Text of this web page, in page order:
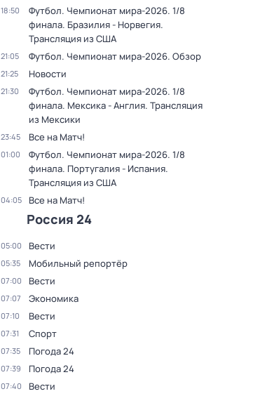
18:50
Футбол. Чемпионат мира-2026. 1/8
финала. Бразилия - Норвегия.
Трансляция из США
21:05 Футбол. Чемпионат мира-2026. Обзор
21:25 Новости
21:30
Футбол. Чемпионат мира-2026. 1/8
финала. Мексика - Англия. Трансляция
из Мексики
23:45 Все на Матч!
01:00
Футбол. Чемпионат мира-2026. 1/8
финала. Португалия - Испания.
Трансляция из США
04:05 Все на Матч!
Россия 24
05:00 Вести
05:35 Мобильный репортёр
07:00 Вести
07:07 Экономика
07:10 Вести
07:31 Спорт
07:35 Погода 24
07:39 Погода 24
07:40 Вести